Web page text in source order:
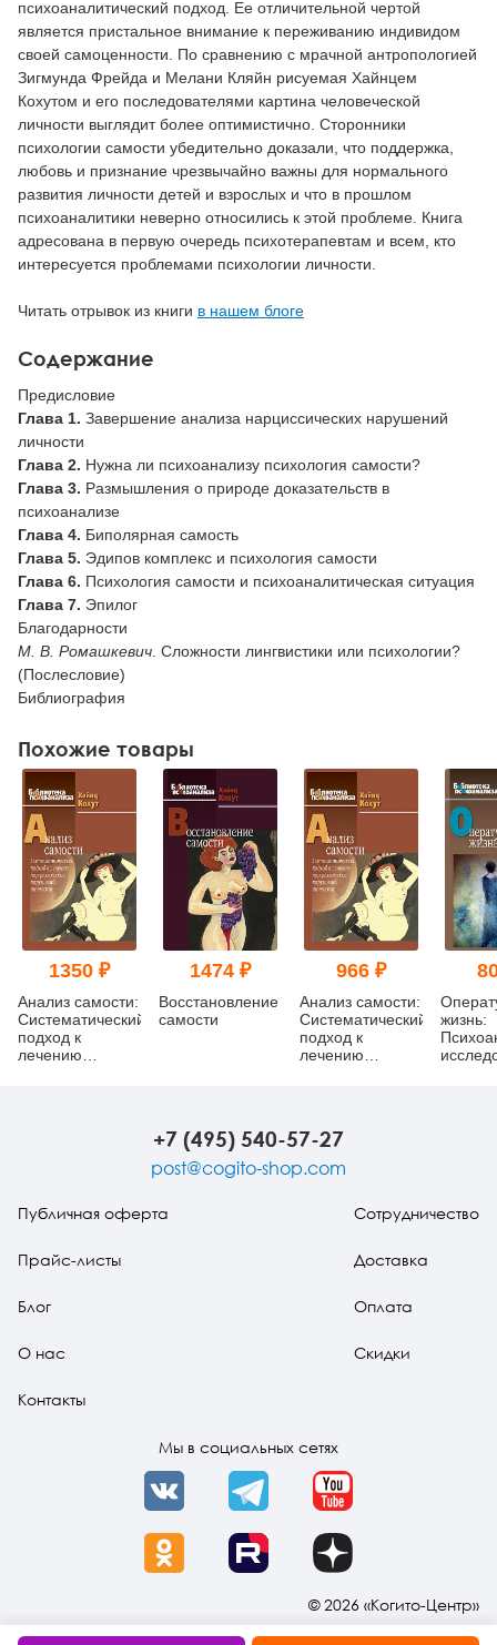
психоаналитический подход. Ее отличительной чертой
является пристальное внимание к переживанию индивидом
своей самоценности. По сравнению с мрачной антропологией
Зигмунда Фрейда и Мелани Кляйн рисуемая Хайнцем
Кохутом и его последователями картина человеческой
личности выглядит более оптимистично. Сторонники
психологии самости убедительно доказали, что поддержка,
любовь и признание чрезвычайно важны для нормального
развития личности детей и взрослых и что в прошлом
психоаналитики неверно относились к этой проблеме. Книга
адресована в первую очередь психотерапевтам и всем, кто
интересуется проблемами психологии личности.
Читать отрывок из книги в нашем блоге
Содержание
Предисловие
Глава 1. Завершение анализа нарциссических нарушений
личности
Глава 2. Нужна ли психоанализу психология самости?
Глава 3. Размышления о природе доказательств в
психоанализе
Глава 4. Биполярная самость
Глава 5. Эдипов комплекс и психология самости
Глава 6. Психология самости и психоаналитическая ситуация
Глава 7. Эпилог
Благодарности
М. В. Ромашкевич . Сложности лингвистики или психологии?
(Послесловие)
Библиография
Похожие товары
1350 ₽
Анализ самости:
Систематический
подход к
лечению
1474 ₽
Восстановление
самости
966 ₽
Анализ самости:
Систематический
подход к
лечению
жизнь:
+7 (495) 540-57-27
post@cogito-shop.com
Публичная оферта
Прайс-листы
Блог
О нас
Контакты
Сотрудничество
Доставка
Оплата
Скидки
Мы в социальных сетях
VK Telegram YouTube
OK Rutube Dzen
© 2026 «Когито-Центр»